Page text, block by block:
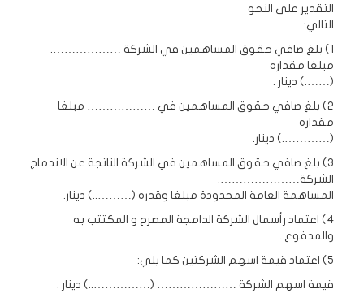
التقدير على النحو
التالي:
1) بلغ صافي حقوق المساهمين في الشركة ……………….
مبلغا مقداره
(…….) دينار .
2) بلغ صافي حقوق المساهمين في ……………… مبلغا
مقداره
(………….) دينار.
3) بلغ صافي حقوق المساهمين في الشركة الناتجة عن الاندماج
الشركة………………….
المساهمة العامة المحدودة مبلغا وقدره (………..) دينار.
4) اعتماد رأسمال الشركة الدامجة المصرح و المكتتب به
والمدفوع .
5) اعتماد قيمة اسهم الشركتين كما يلي:
قيمة اسهم الشركة ………………… (……………..) دينار .